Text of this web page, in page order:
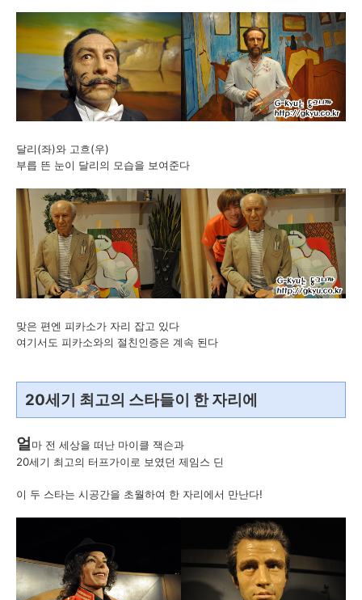
달리(좌)와 고흐(우)
부릅 뜬 눈이 달리의 모습을 보여준다
맞은 편엔 피카소가 자리 잡고 있다
여기서도 피카소와의 절친인증은 계속 된다
20세기 최고의 스타들이 한 자리에
얼마 전 세상을 떠난 마이클 잭슨과
20세기 최고의 터프가이로 보였던 제임스 딘
이 두 스타는 시공간을 초월하여 한 자리에서 만난다!